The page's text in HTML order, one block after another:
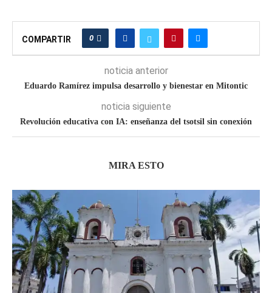
COMPARTIR 0
noticia anterior
Eduardo Ramírez impulsa desarrollo y bienestar en Mitontic
noticia siguiente
Revolución educativa con IA: enseñanza del tsotsil sin conexión
MIRA ESTO